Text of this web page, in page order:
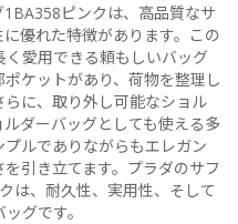
ピンクは、高品質なサ
優れた特徴があります。この
愛用できる頼もしいバッグ
ケットがあり、荷物を整理し
に、取り外し可能なショル
ダーバッグとしても使える多
ルでありながらもエレガン
引き立てます。プラダのサフ
は、耐久性、実用性、そして
グです。